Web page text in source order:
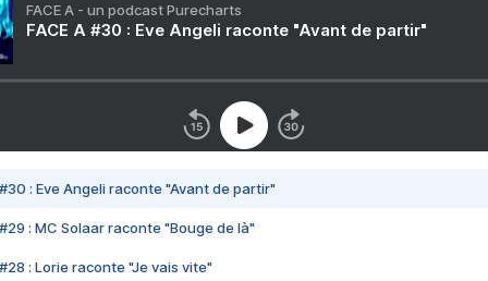
FACE A - un podcast Purecharts
FACE A #30 : Eve Angeli raconte "Avant de partir"
#30 : Eve Angeli raconte "Avant de partir"
#29 : MC Solaar raconte "Bouge de là"
#28 : Lorie raconte "Je vais vite"